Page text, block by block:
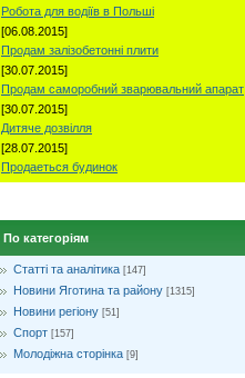
Робота для водіїв в Польші
[06.08.2015]
Продам залізобетонні плити
[30.07.2015]
Продам саморобний зварювальний апарат
[30.07.2015]
Дитяче дозвілля
[28.07.2015]
Продаеться будинок
По категоріям
Статті та аналітика [147]
Новини Яготина та району [1315]
Новини регіону [51]
Спорт [157]
Молодіжна сторінка [9]